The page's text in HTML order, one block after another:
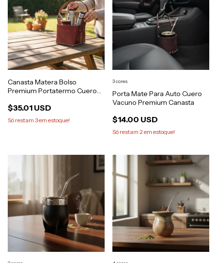
Canasta Matera Bolso
Premium Portatermo Cuero
$35.01 USD
Só restam 3em estoque!
Porta Mate Para Auto Cuero
Vacuno Premium Canasta
$14.00 USD
Só restam 2em estoque!
3 cores